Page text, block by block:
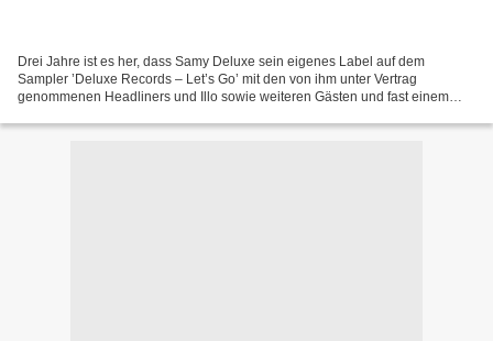
Drei Jahre ist es her, dass Samy Deluxe sein eigenes Label auf dem
Sampler ’Deluxe Records – Let’s Go’ mit den von ihm unter Vertrag
genommenen Headliners und Illo sowie weiteren Gästen und fast einem